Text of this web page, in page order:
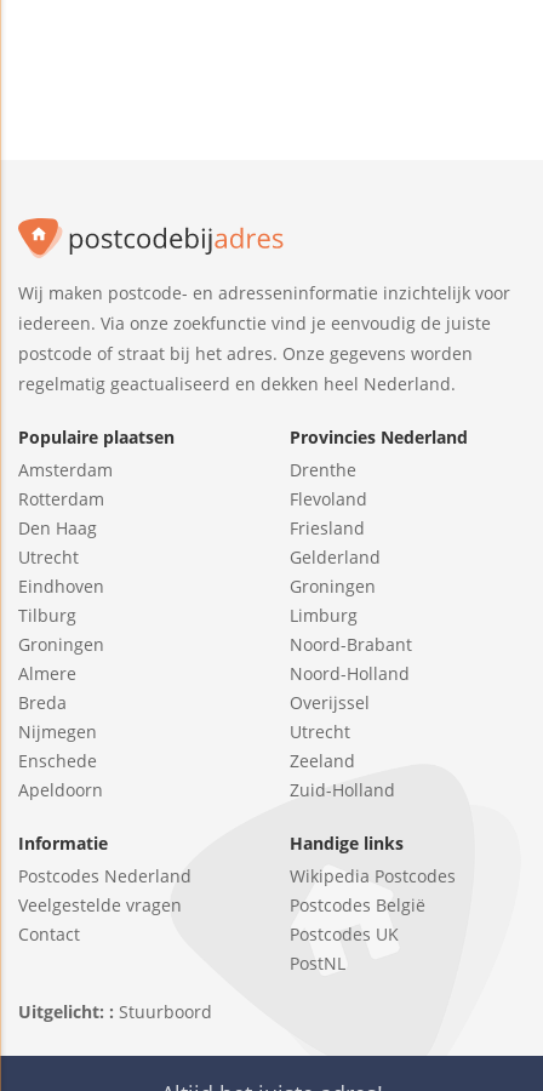
Wij maken postcode- en adresseninformatie inzichtelijk voor
iedereen. Via onze zoekfunctie vind je eenvoudig de juiste
postcode of straat bij het adres. Onze gegevens worden
regelmatig geactualiseerd en dekken heel Nederland.
Populaire plaatsen
Amsterdam
Rotterdam
Den Haag
Utrecht
Eindhoven
Tilburg
Groningen
Almere
Breda
Nijmegen
Enschede
Apeldoorn
Provincies Nederland
Drenthe
Flevoland
Friesland
Gelderland
Groningen
Limburg
Noord-Brabant
Noord-Holland
Overijssel
Utrecht
Zeeland
Zuid-Holland
Informatie
Postcodes Nederland
Veelgestelde vragen
Contact
Handige links
Wikipedia Postcodes
Postcodes België
Postcodes UK
PostNL
Uitgelicht: : Stuurboord